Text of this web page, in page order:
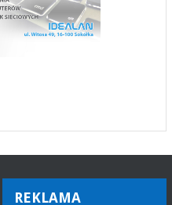
REKLAMA